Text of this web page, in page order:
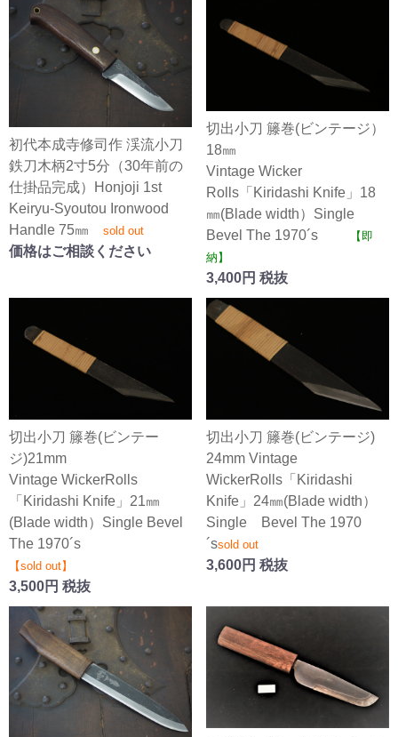
初代本成寺修司作 渓流小刀
鉄刀木柄2寸5分（30年前の
仕掛品完成）Honjoji 1st
Keiryu-Syoutou Ironwood
Handle 75㎜ sold out
価格はご相談ください
切出小刀 籐巻(ビンテージ）
18㎜
Vintage Wicker
Rolls「Kiridashi Knife」18
㎜(Blade width）Single
Bevel The 1970´s
【即
納】
3,400円 税抜
切出小刀 籐巻(ビンテー
ジ)21mm
Vintage WickerRolls
「Kiridashi Knife」21㎜
(Blade width）Single Bevel
The 1970´s
【sold out】
3,500円 税抜
切出小刀 籐巻(ビンテージ)
24mm Vintage
WickerRolls「Kiridashi
Knife」24㎜(Blade width）
Single Bevel The 1970
´ssold out
3,600円 税抜